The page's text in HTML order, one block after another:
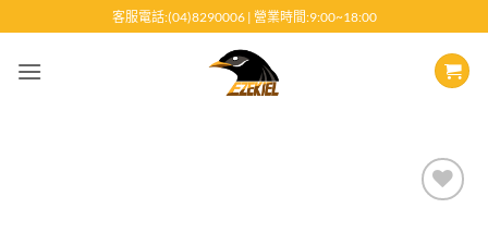
至
客服電話:(04)8290006 | 營業時間:9:00~18:00